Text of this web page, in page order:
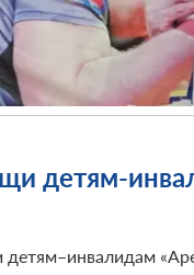
детям-